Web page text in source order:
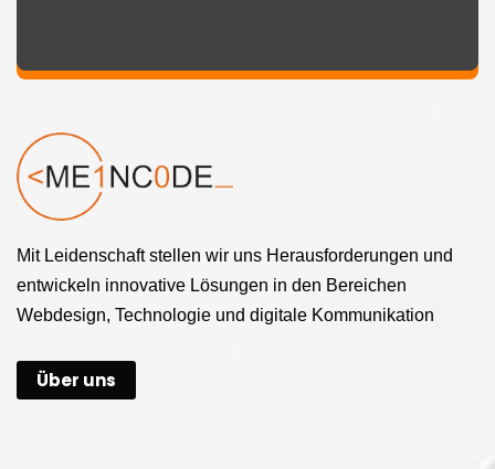
Mit Leidenschaft stellen wir uns Herausforderungen und
entwickeln innovative Lösungen in den Bereichen
Webdesign, Technologie und digitale Kommunikation
Über uns